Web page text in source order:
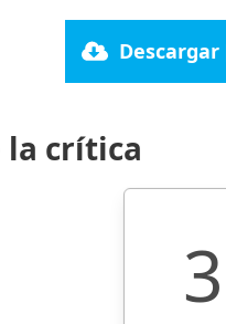
Descargar
la crítica